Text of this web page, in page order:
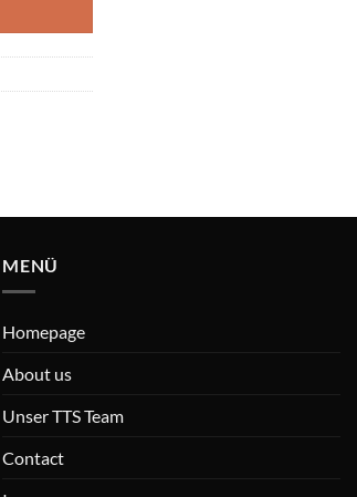
MENÜ
Homepage
About us
Unser TTS Team
Contact